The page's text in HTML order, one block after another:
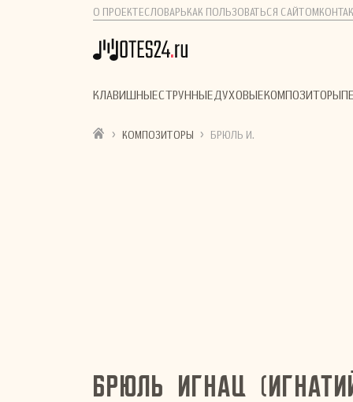
О ПРОЕКТЕСЛОВАРЬ КАК ПОЛЬЗОВАТЬСЯ САЙТОМ
КЛАВИШНЫЕСТРУННЫЕДУХОВЫЕКОМПОЗИТОРЫ
› КОМПОЗИТОРЫ › БРЮЛЬ И.
Брюль Игнац